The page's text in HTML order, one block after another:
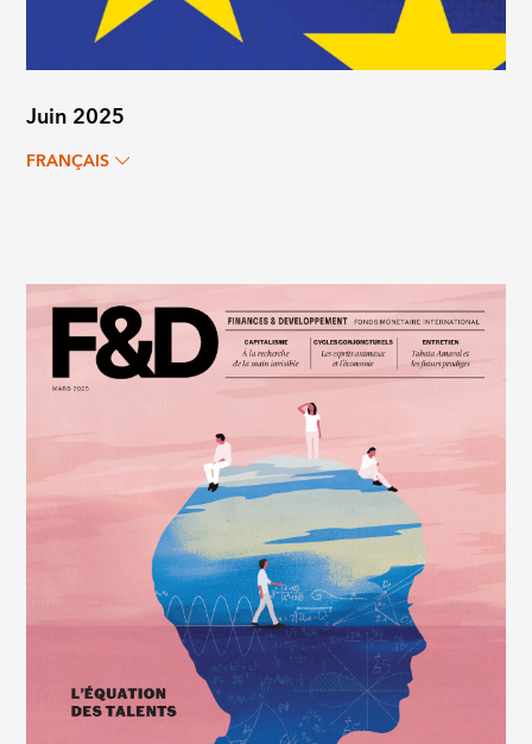
Juin 2025
FRANÇAIS